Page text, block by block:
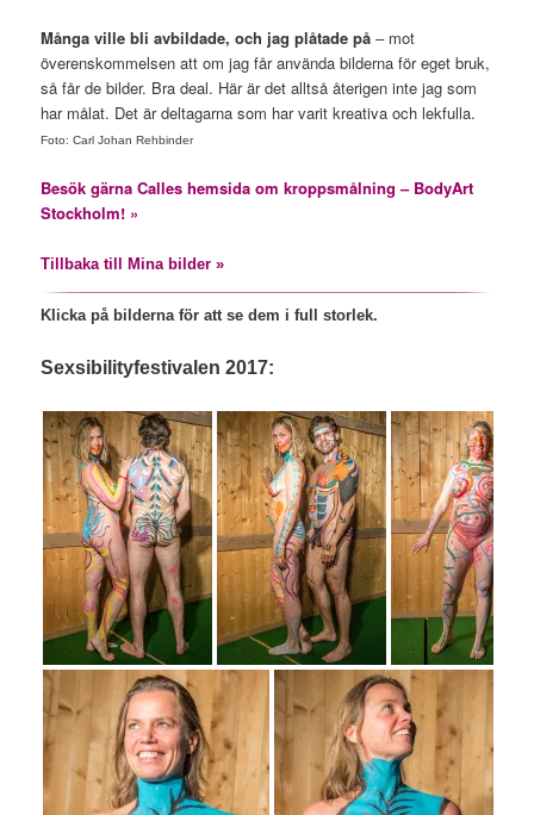
Många ville bli avbildade, och jag plåtade på – mot
överenskommelsen att om jag får använda bilderna för eget bruk,
så får de bilder. Bra deal. Här är det alltså återigen inte jag som
har målat. Det är deltagarna som har varit kreativa och lekfulla.
Foto: Carl Johan Rehbinder
Besök gärna Calles hemsida om kroppsmålning – BodyArt
Stockholm! »
Tillbaka till Mina bilder »
Klicka på bilderna för att se dem i full storlek.
Sexsibilityfestivalen 2017: